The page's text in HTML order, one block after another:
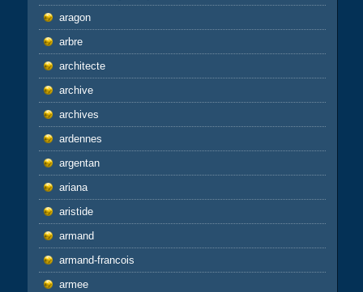
aragon
arbre
architecte
archive
archives
ardennes
argentan
ariana
aristide
armand
armand-francois
armee